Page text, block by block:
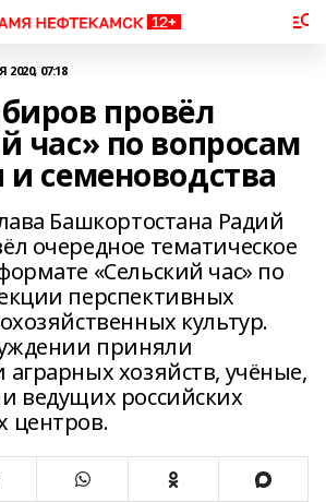
2020, 07:18
провёл
час» по вопросам
семеноводства
Башкортостана Радий
очередное тематическое
«Сельский час» по
перспективных
культур.
приняли
аграрных хозяйств, учёные,
ведущих российских
центров.